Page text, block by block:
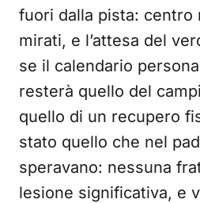
fuori dalla pista: centro
mirati, e l’attesa del
se il calendario
resterà quello del
quello di un recupero
stato quello che nel
speravano: nessuna
lesione significativa, e